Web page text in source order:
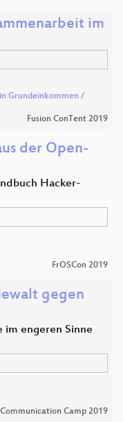
im
Grundeinkommen /
Fusion ConTent 2019
der Open-
Hacker-
FrOSCon 2019
gegen
engeren Sinne
Camp 2019